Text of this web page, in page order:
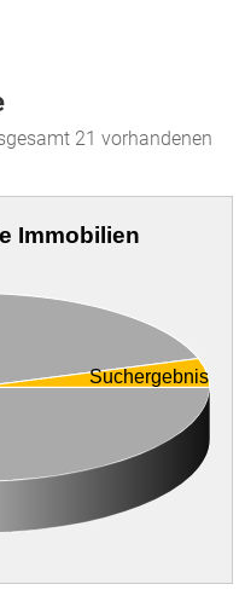
21 vorhandenen
Immobilien
Suchergebnis